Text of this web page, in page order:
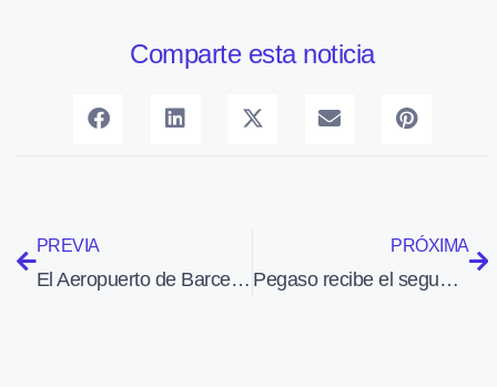
Comparte esta noticia
PREVIA
El Aeropuerto de Barcelona pone en servicio dos salas de lactancia
PRÓXIMA
Pegaso recibe el segundo Airbus H175 que prestará servicio a Woodside Energy